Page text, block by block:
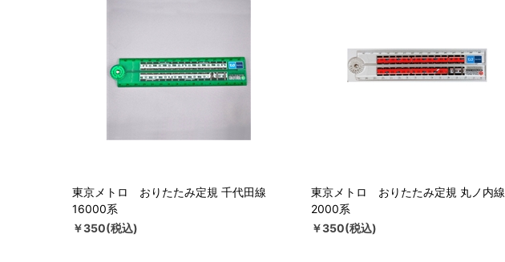
東京メトロ おりたたみ定規 千代田線
16000系
￥350(税込)
東京メトロ おりたたみ定規 丸ノ内線
2000系
￥350(税込)